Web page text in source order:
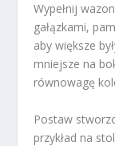
Wypełnij
gałązkami,
aby większe
mniejsze na
równowagę
Postaw
przykład na